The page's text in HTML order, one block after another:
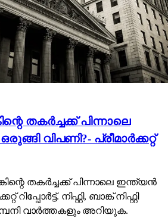
തകർച്ചക്ക് പിന്നാലെ
വിപണി?- പ്രീമാർക്കറ്റ്
തകർച്ചക്ക് പിന്നാലെ ഇന്ത്യൻ
നിഫ്റ്റി, ബാങ്ക് നിഫ്റ്റി
വാർത്തകളും അറിയുക.